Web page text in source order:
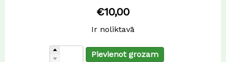
€10,00
Ir noliktavā
Pievienot grozam